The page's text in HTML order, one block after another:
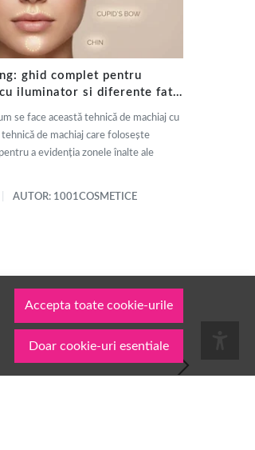
Accepta toate cookie-urile
Doar cookie-uri esentiale
ghid complet pentru
iluminator si diferente fata
se face această tehnică de machiaj cu
de machiaj care folosește
a evidenția zonele înalte ale
AUTOR: 1001COSMETICE